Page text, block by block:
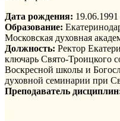
Дата рождения: 19.06.1991
Образование:
Московская духовная
Должность: Ректор
ключарь Свято-Троицкого
Воскресной школы и
духовной семинарии при
Преподаватель